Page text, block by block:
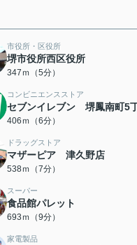
市役所・区役所
堺市役所西区役所
347ｍ（5分）
コンビニエンスストア
セブンイレブン 堺鳳南町5
406ｍ（6分）
ドラッグストア
マザーピア 津久野店
538ｍ（7分）
スーパー
食品館パレット
693ｍ（9分）
家電製品